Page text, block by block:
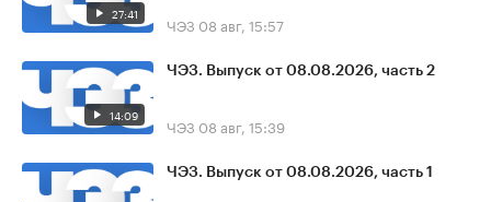
27:41 ЧЭЗ 08 авг, 15:57
14:09
ЧЭЗ. Выпуск от 08.08.2026, часть 2
ЧЭЗ 08 авг, 15:39
ЧЭЗ. Выпуск от 08.08.2026, часть 1